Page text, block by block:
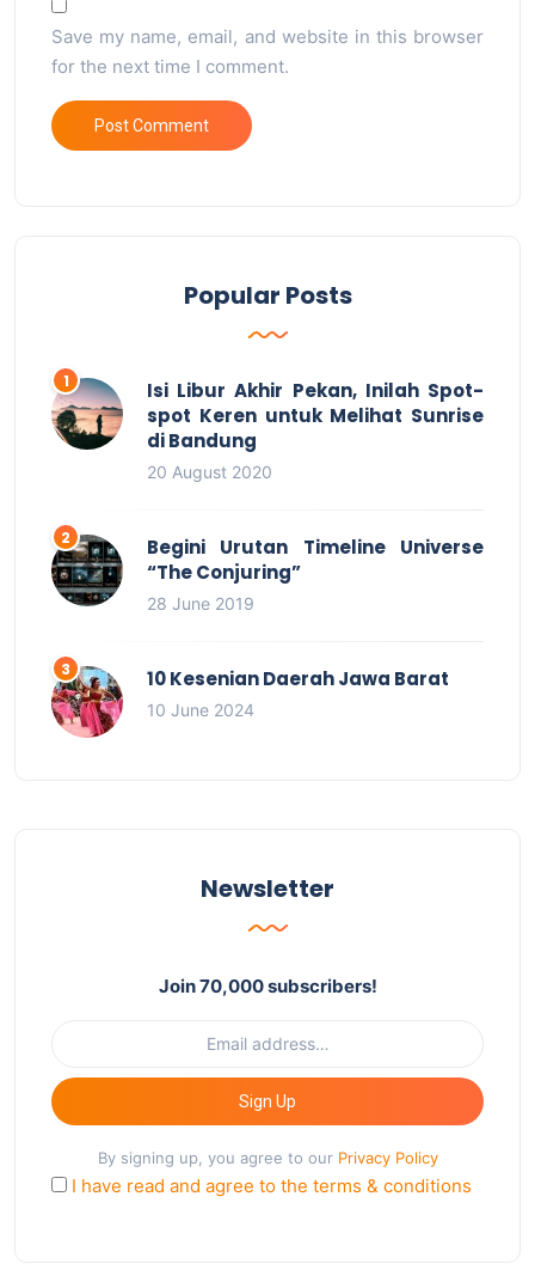
Save my name, email, and website in this browser
for the next time I comment.
Popular Posts
Isi Libur Akhir Pekan, Inilah Spot-
spot Keren untuk Melihat Sunrise
di Bandung
20 August 2020
Begini Urutan Timeline Universe
“The Conjuring”
28 June 2019
10 Kesenian Daerah Jawa Barat
10 June 2024
Newsletter
Join 70,000 subscribers!
Sign Up
By signing up, you agree to our Privacy Policy
I have read and agree to the terms & conditions